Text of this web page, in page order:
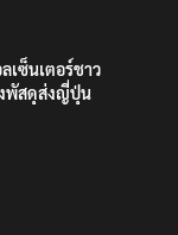
เซ็นเตอร์ชาว
งพัสดุส่งญี่ปุ่น